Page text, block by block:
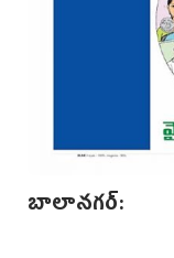
బాలానగర్: